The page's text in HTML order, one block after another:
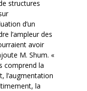
structures
d’un
l’ampleur des
avoir
M. Shum. «
comprend la
l’augmentation
la